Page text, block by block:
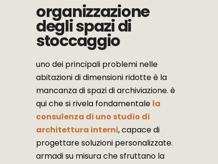
organizzazione
degli spazi di
stoccaggio
uno dei principali problemi nelle
abitazioni di dimensioni ridotte è la
mancanza di spazi di archiviazione. è
qui che si rivela fondamentale la
consulenza di uno studio di
architettura interni, capace di
progettare soluzioni personalizzate.
armadi su misura che sfruttano la